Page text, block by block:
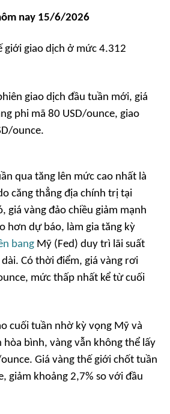
nay 15/6/2026
giới giao dịch ở mức 4.312
giao dịch đầu tuần mới, giá
phi mã 80 USD/ounce, giao
ounce.
qua tăng lên mức cao nhất là
căng thẳng địa chính trị tại
giá vàng đảo chiều giảm mạnh
hơn dự báo, làm gia tăng kỳ
bang Mỹ (Fed) duy trì lãi suất
Có thời điểm, giá vàng rơi
mức thấp nhất kể từ cuối
cuối tuần nhờ kỳ vọng Mỹ và
bình, vàng vẫn không thể lấy
Giá vàng thế giới chốt tuần
giảm khoảng 2,7% so với đầu